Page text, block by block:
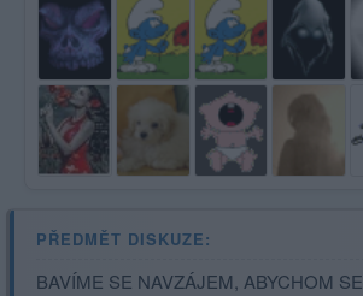
PŘEDMĚT DISKUZE:
BAVÍME SE NAVZÁJEM, ABYCHOM SE